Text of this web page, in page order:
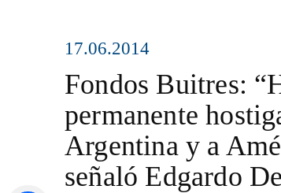
17.06.2014
Fondos Buitres:
permanente
Argentina y a
señaló Edgardo